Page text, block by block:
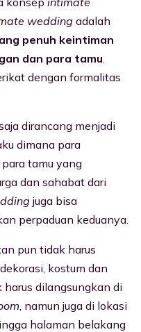
wedding adalah
penuh keintiman
dan para tamu
dengan formalitas
dirancang menjadi
dimana para
tamu yang
dan sahabat dari
juga bisa
perpaduan keduanya.
pun tidak harus
, dekorasi, kostum dan
harus dilangsungkan di
, namun juga di lokasi
halaman belakang